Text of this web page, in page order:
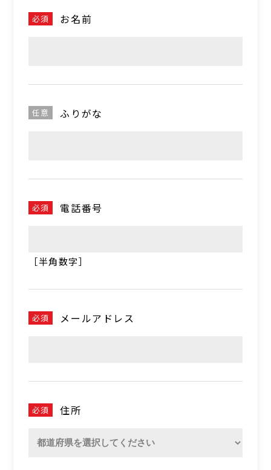
必須 お名前
任意 ふりがな
必須 電話番号
［半角数字］
必須 メールアドレス
必須 住所